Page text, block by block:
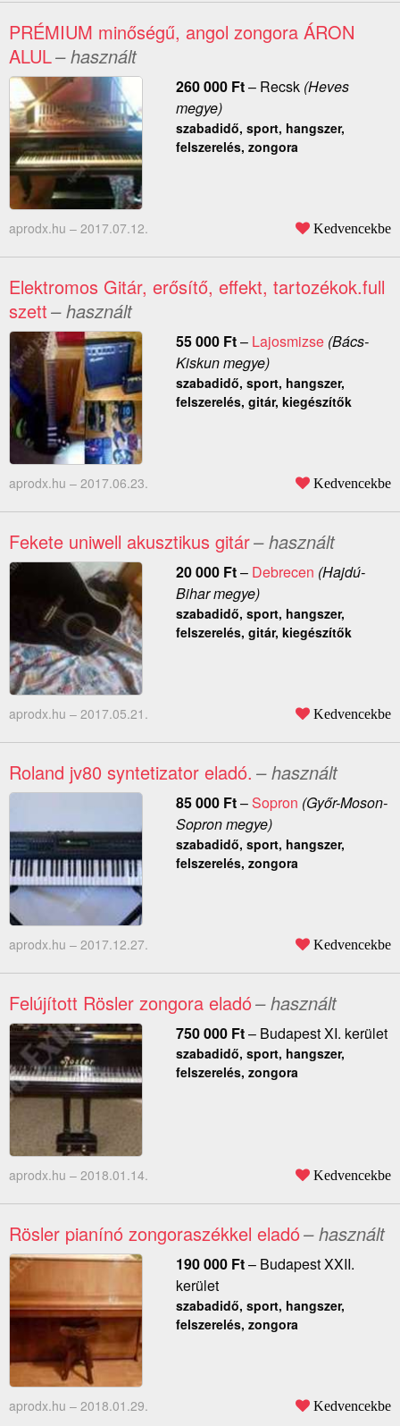
PRÉMIUM minőségű, angol zongora ÁRON
ALUL– használt
260 000 Ft– Recsk(Heves
megye)
szabadidő, sport, hangszer,
felszerelés, zongora
aprodx.hu – 2017.07.12. Kedvencekbe
Elektromos Gitár, erősítő, effekt, tartozékok.full
szett– használt
55 000 Ft– Lajosmizse(Bács-
Kiskun megye)
szabadidő, sport, hangszer,
felszerelés, gitár, kiegészítők
aprodx.hu – 2017.06.23. Kedvencekbe
Fekete uniwell akusztikus gitár– használt
20 000 Ft– Debrecen (Hajdú-
Bihar megye)
szabadidő, sport, hangszer,
felszerelés, gitár, kiegészítők
aprodx.hu – 2017.05.21. Kedvencekbe
Roland jv80 syntetizator eladó. – használt
85 000 Ft–Sopron (Győr-Moson-
Sopron megye)
szabadidő, sport, hangszer,
felszerelés, zongora
aprodx.hu – 2017.12.27. Kedvencekbe
Felújított Rösler zongora eladó– használt
750 000 Ft– Budapest XI. kerület
szabadidő, sport, hangszer,
felszerelés, zongora
aprodx.hu – 2018.01.14. Kedvencekbe
Rösler pianínó zongoraszékkel eladó– használt
190 000 Ft– Budapest XXII.
kerület
szabadidő, sport, hangszer,
felszerelés, zongora
aprodx.hu – 2018.01.29. Kedvencekbe